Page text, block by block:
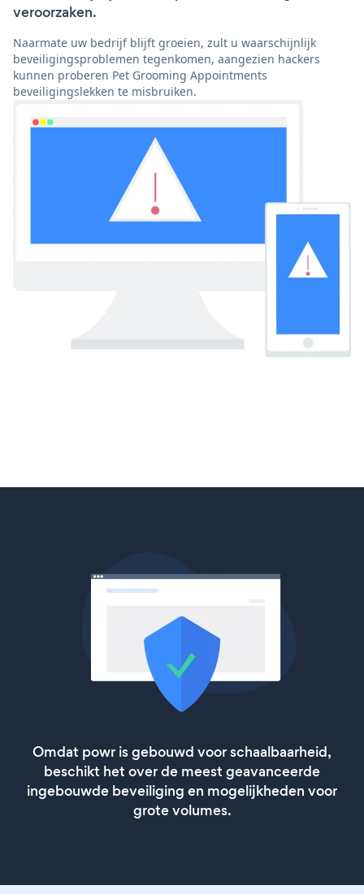
veroorzaken.
Naarmate uw bedrijf blijft groeien, zult u waarschijnlijk
beveiligingsproblemen tegenkomen, aangezien hackers
kunnen proberen Pet Grooming Appointments
beveiligingslekken te misbruiken.
Omdat powr is gebouwd voor schaalbaarheid,
beschikt het over de meest geavanceerde
ingebouwde beveiliging en mogelijkheden voor
grote volumes.